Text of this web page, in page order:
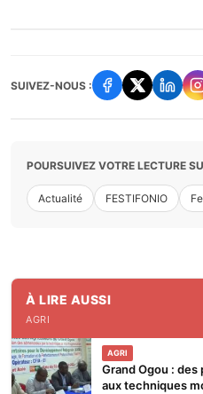
SUIVEZ-NOUS :
POURSUIVEZ VOTRE LECTURE
Actualité FESTIFONIO
À LIRE AUSSI
AGRI
AGRI
Grand Ogou :
aux techniques